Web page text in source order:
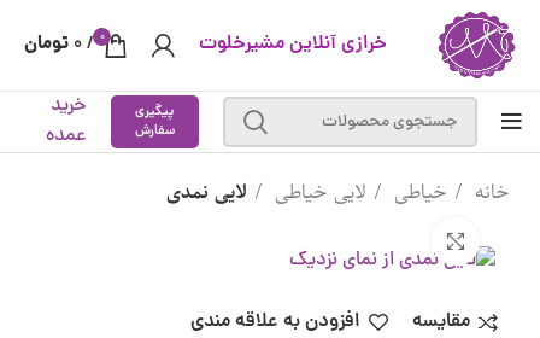
خرازی آنلاین مشیرخلوت 0
/
0 تومان
پیگیری
سفارش
خرید
عمده
خانه خیاطی لایی خیاطی لایی نمدی
مقایسه افزودن به علاقه مندی